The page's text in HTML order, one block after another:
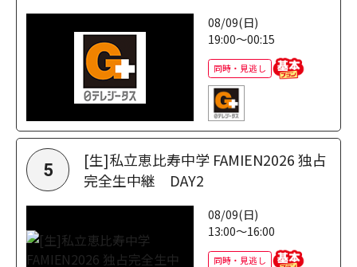
08/09(日)
19:00～00:15
同時・見逃し
5
[生]私立恵比寿中学 FAMIEN2026 独占
完全生中継 DAY2
08/09(日)
13:00～16:00
同時・見逃し